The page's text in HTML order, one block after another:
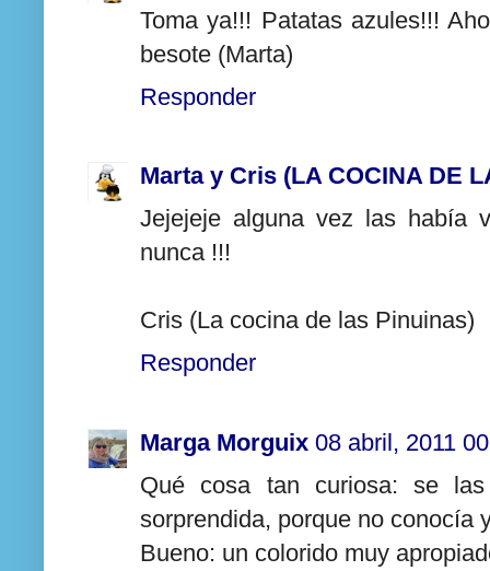
Toma ya!!! Patatas azules!!!
besote (Marta)
Responder
Marta y Cris (LA COCINA DE
Jejejeje alguna vez las había
nunca !!!
Cris (La cocina de las Pinuinas)
Responder
Marga Morguix 08 abril, 2011
Qué cosa tan curiosa: se
sorprendida, porque no conocía
Bueno: un colorido muy